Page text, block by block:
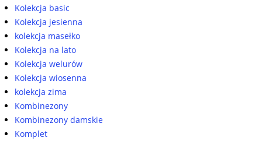
Kolekcja basic
Kolekcja jesienna
kolekcja masełko
Kolekcja na lato
Kolekcja welurów
Kolekcja wiosenna
kolekcja zima
Kombinezony
Kombinezony damskie
Komplet